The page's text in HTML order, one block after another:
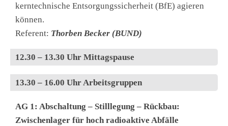
kerntechnische Entsorgungssicherheit (BfE) agieren
können.
Referent: Thorben Becker (BUND)
12.30 – 13.30 Uhr Mittagspause
13.30 – 16.00 Uhr Arbeitsgruppen
AG 1: Abschaltung – Stilllegung – Rückbau:
Zwischenlager für hoch radioaktive Abfälle